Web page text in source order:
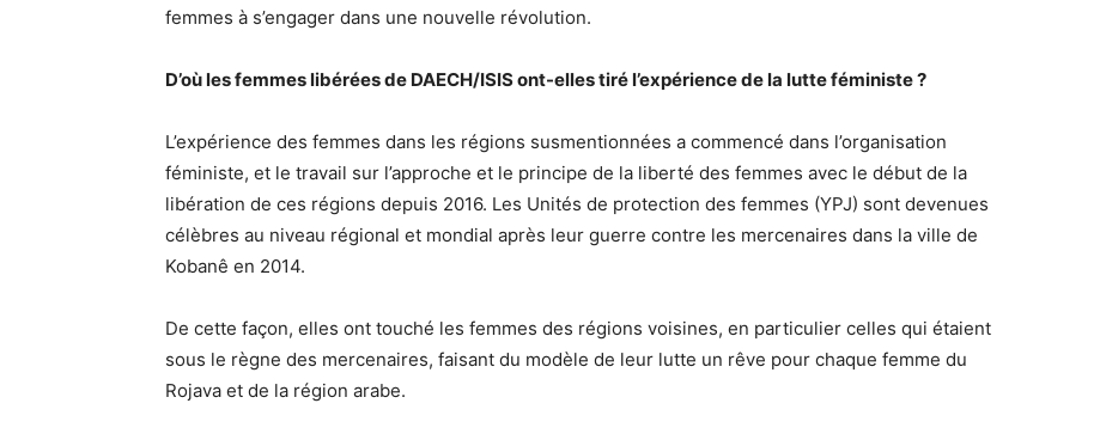
femmes à s’engager dans une nouvelle révolution.
D’où les femmes libérées de DAECH/ISIS ont-elles tiré l’expérience de la lutte féministe ?
L’expérience des femmes dans les régions susmentionnées a commencé dans l’organisation
féministe, et le travail sur l’approche et le principe de la liberté des femmes avec le début de la
libération de ces régions depuis 2016. Les Unités de protection des femmes (YPJ) sont devenues
célèbres au niveau régional et mondial après leur guerre contre les mercenaires dans la ville de
Kobanê en 2014.
De cette façon, elles ont touché les femmes des régions voisines, en particulier celles qui étaient
sous le règne des mercenaires, faisant du modèle de leur lutte un rêve pour chaque femme du
Rojava et de la région arabe.